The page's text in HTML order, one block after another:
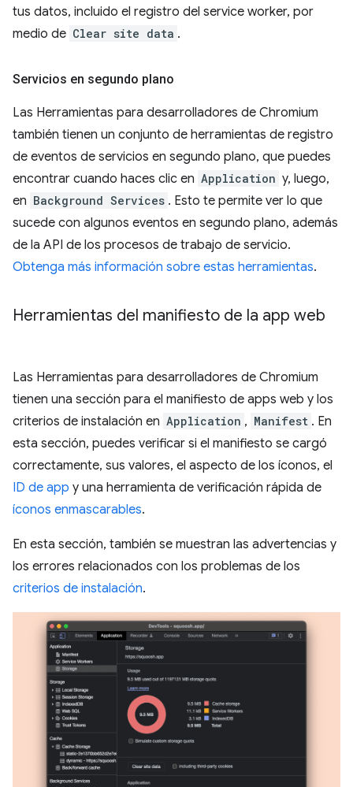
tus datos, incluido el registro del service worker, por
medio de Clear site data .
Servicios en segundo plano
Las Herramientas para desarrolladores de Chromium
también tienen un conjunto de herramientas de registro
de eventos de servicios en segundo plano, que puedes
encontrar cuando haces clic en Application y, luego,
en Background Services . Esto te permite ver lo que
sucede con algunos eventos en segundo plano, además
de la API de los procesos de trabajo de servicio.
Obtenga más información sobre estas herramientas.
Herramientas del manifiesto de la app web
Las Herramientas para desarrolladores de Chromium
tienen una sección para el manifiesto de apps web y los
criterios de instalación en Application , Manifest . En
esta sección, puedes verificar si el manifiesto se cargó
correctamente, sus valores, el aspecto de los íconos, el
ID de app y una herramienta de verificación rápida de
íconos enmascarables.
En esta sección, también se muestran las advertencias y
los errores relacionados con los problemas de los
criterios de instalación.